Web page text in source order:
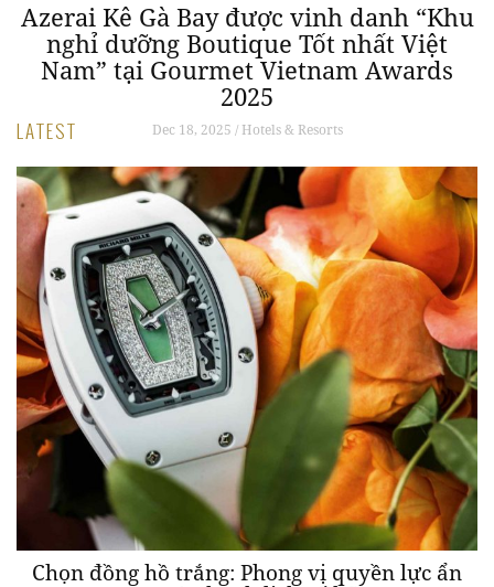
Azerai Kê Gà Bay được vinh danh “Khu
nghỉ dưỡng Boutique Tốt nhất Việt
Nam” tại Gourmet Vietnam Awards
2025
Dec 18, 2025 / Hotels & Resorts
LATEST
Chọn đồng hồ trắng: Phong vị quyền lực ẩn